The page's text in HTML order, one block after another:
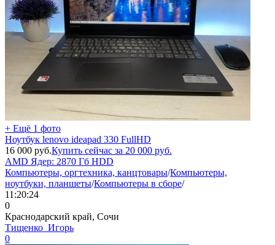
+ Ещё 1 фото
Ноутбук lenovo ideapad 330 FullHD
16 000 руб.Купить сейчас за 20 000 руб.
AMD Ядер: 2870 Гб HDD
Компьютеры, оргтехника, канцтовары/Компьютеры,
ноутбуки, планшеты/Компьютеры в сборе/
11:20:24
0
Краснодарский край, Сочи
Тищенко_Игорь
0